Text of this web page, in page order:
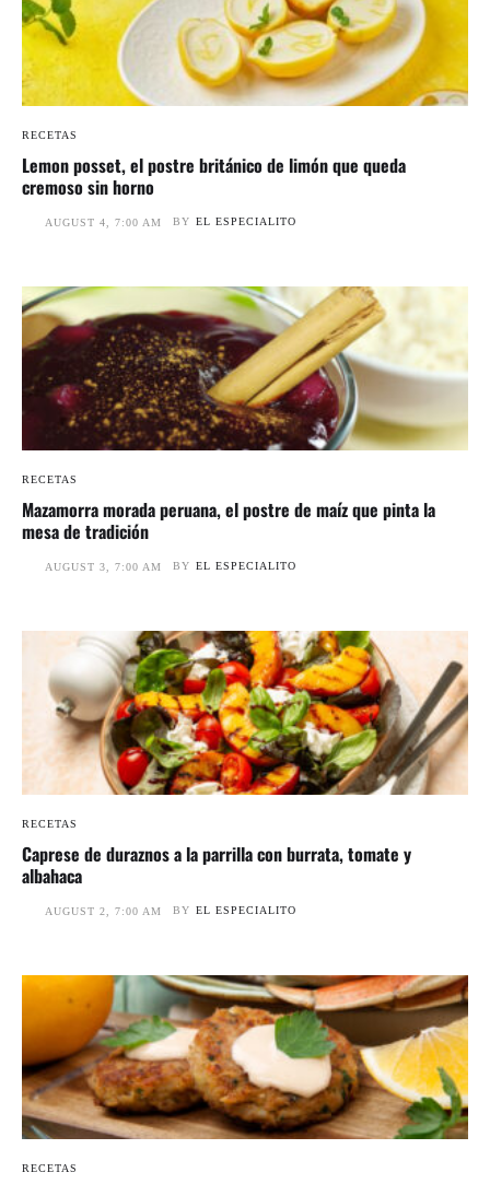
RECETAS
Lemon posset, el postre británico de limón que queda
cremoso sin horno
AUGUST 4, 7:00 AM BY EL ESPECIALITO
RECETAS
Mazamorra morada peruana, el postre de maíz que pinta la
mesa de tradición
AUGUST 3, 7:00 AM BY EL ESPECIALITO
RECETAS
Caprese de duraznos a la parrilla con burrata, tomate y
albahaca
AUGUST 2, 7:00 AM BY EL ESPECIALITO
RECETAS